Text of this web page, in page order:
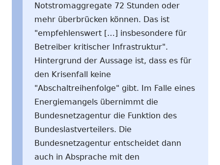
Notstromaggregate 72 Stunden oder
mehr überbrücken können. Das ist
"empfehlenswert […] insbesondere für
Betreiber kritischer Infrastruktur".
Hintergrund der Aussage ist, dass es für
den Krisenfall keine
"Abschaltreihenfolge" gibt. Im Falle eines
Energiemangels übernimmt die
Bundesnetzagentur die Funktion des
Bundeslastverteilers. Die
Bundesnetzagentur entscheidet dann
auch in Absprache mit den